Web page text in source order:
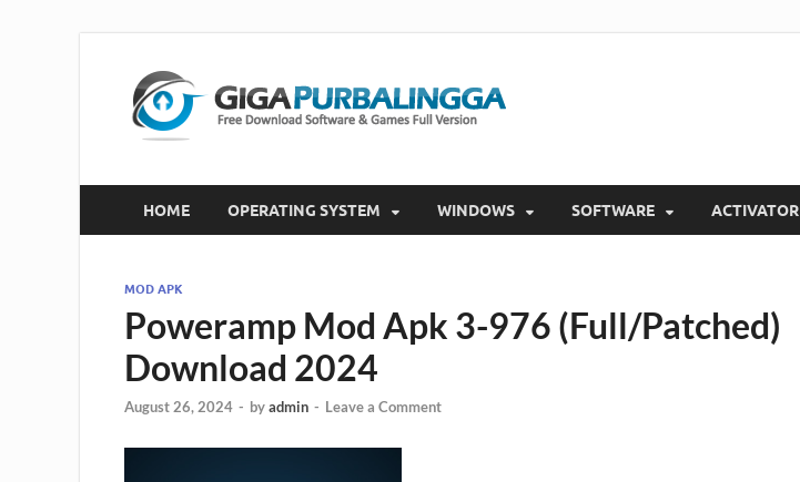
HOME OPERATING SYSTEM WINDOWS SOFTWARE ACTIVATOR
MOD APK
Poweramp Mod Apk 3-976 (Full/Patched)
Download 2024
August 26, 2024 - byadmin - Leave a Comment